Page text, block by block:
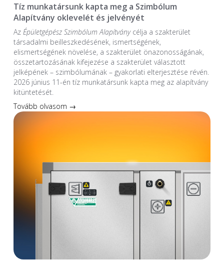
Tíz munkatársunk kapta meg a Szimbólum
Alapítvány oklevelét és jelvényét
Az Épületgépész Szimbólum Alapítványcélja a szakterület
társadalmi beilleszkedésének, ismertségének,
elismertségének növelése, a szakterület önazonosságának,
összetartozásának kifejezése a szakterület választott
jelképének – szimbólumának – gyakorlati elterjesztése révén.
2026 június 11-én tíz munkatársunk kapta meg az alapítvány
kitüntetését.
Tovább olvasom →